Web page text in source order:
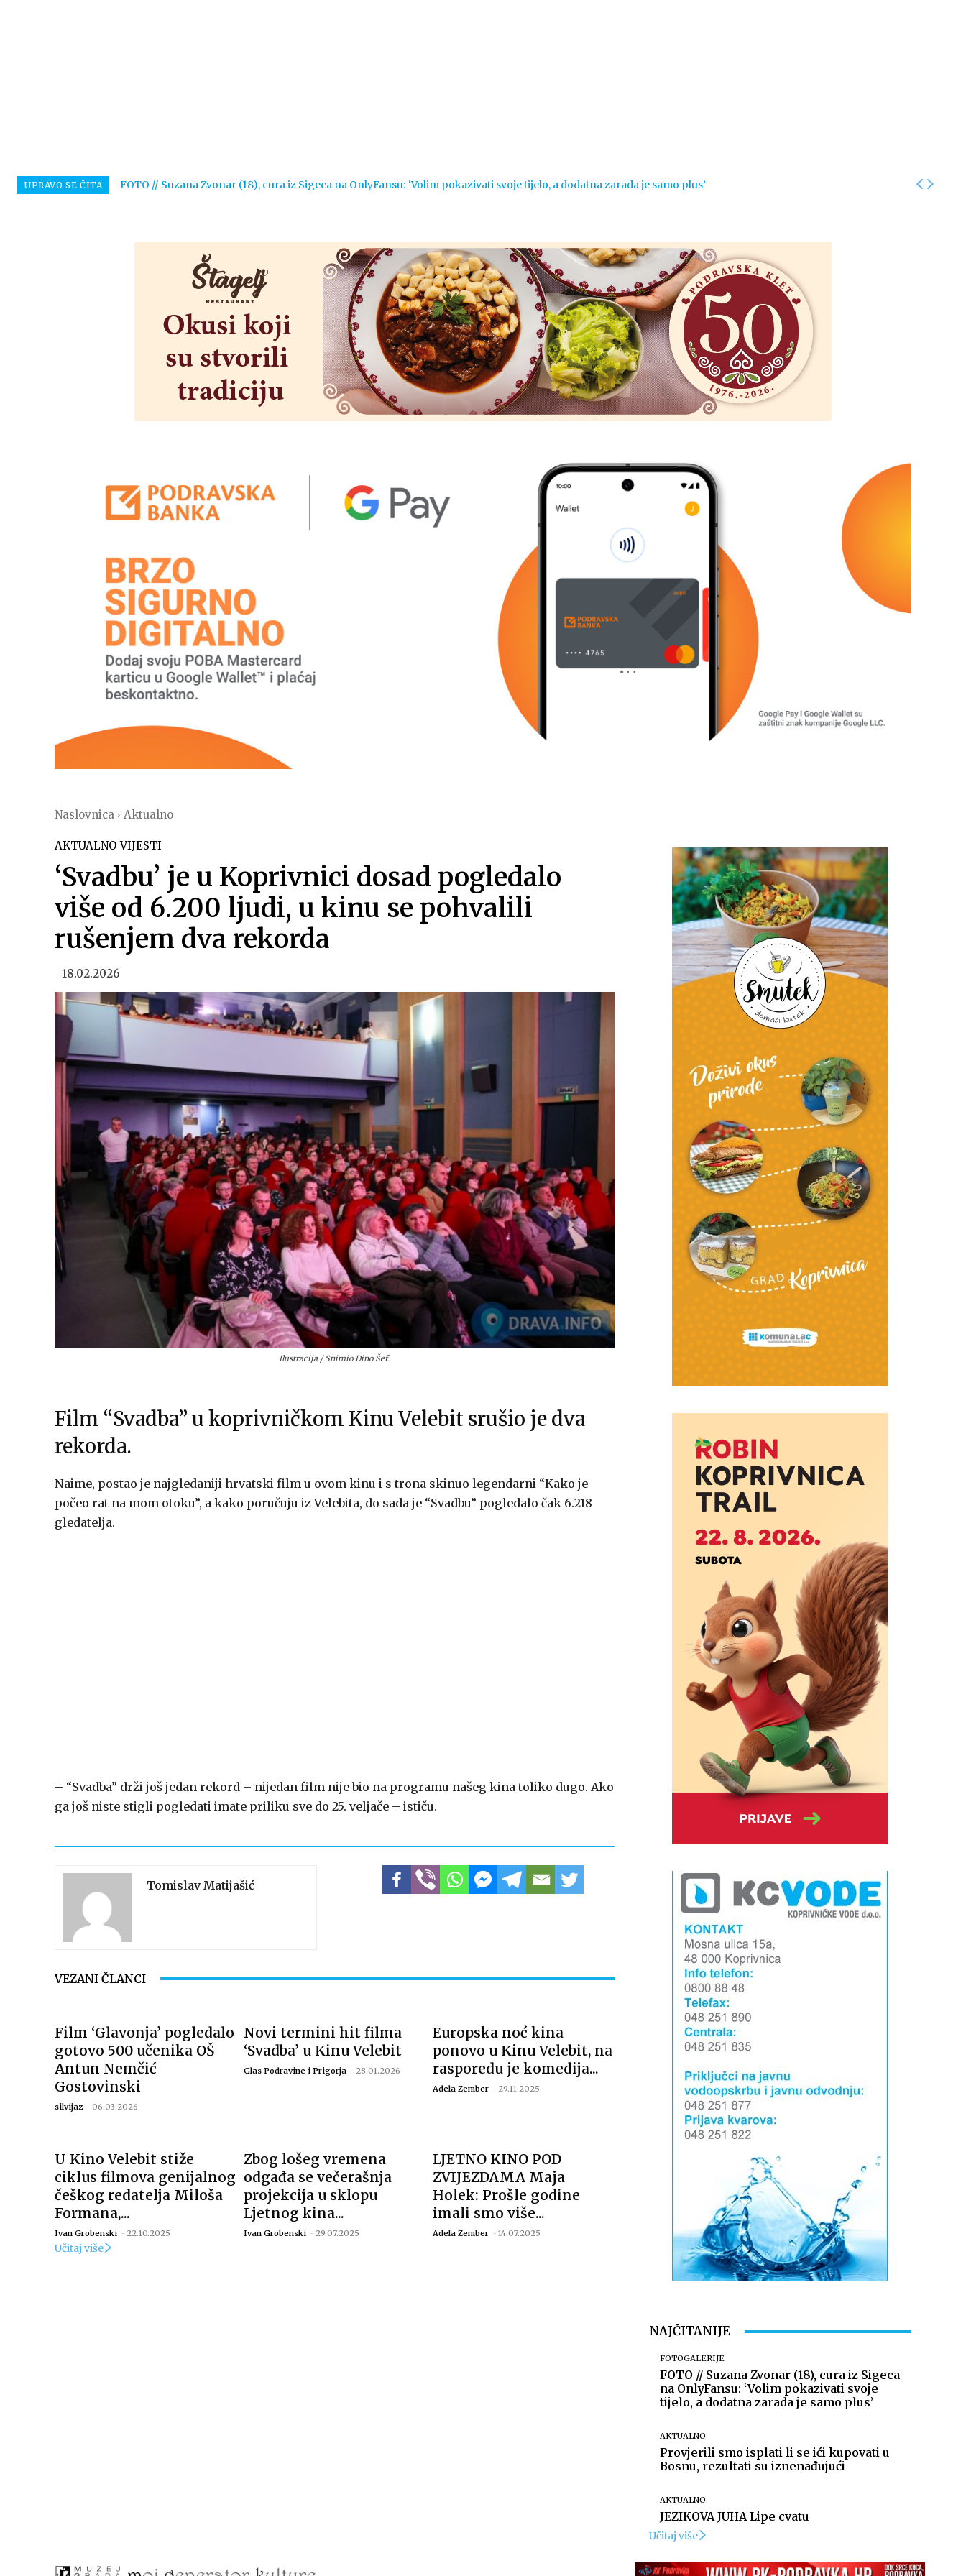
UPRAVO SE ČITA FOTO // Suzana Zvonar (18), cura iz Sigeca na OnlyFansu: ‘Volim pokazivati svoje tijelo, a dodatna zarada je samo plus’
Naslovnica Aktualno
AKTUALNO VIJESTI
‘Svadbu’ je u Koprivnici dosad pogledalo
više od 6.200 ljudi, u kinu se pohvalili
rušenjem dva rekorda
18.02.2026
Ilustracija / Snimio Dino Šef.
Film “Svadba” u koprivničkom Kinu Velebit srušio je dva
rekorda.
Naime, postao je najgledaniji hrvatski film u ovom kinu i s trona skinuo legendarni “Kako je
počeo rat na mom otoku”, a kako poručuju iz Velebita, do sada je “Svadbu” pogledalo čak 6.218
gledatelja.
– “Svadba” drži još jedan rekord – nijedan film nije bio na programu našeg kina toliko dugo. Ako
ga još niste stigli pogledati imate priliku sve do 25. veljače – ističu.
Tomislav Matijašić
VEZANI ČLANCI
Film ‘Glavonja’ pogledalo
gotovo 500 učenika OŠ
Antun Nemčić
Gostovinski
silvijaz - 06.03.2026
Novi termini hit filma
‘Svadba’ u Kinu Velebit
Glas Podravine i Prigorja - 28.01.2026
Europska noć kina
ponovo u Kinu Velebit, na
rasporedu je komedija...
Adela Zember - 29.11.2025
U Kino Velebit stiže
ciklus filmova genijalnog
češkog redatelja Miloša
Formana,...
Ivan Grobenski - 22.10.2025
Zbog lošeg vremena
odgađa se večerašnja
projekcija u sklopu
Ljetnog kina...
Ivan Grobenski - 29.07.2025
LJETNO KINO POD
ZVIJEZDAMA Maja
Holek: Prošle godine
imali smo više...
Adela Zember - 14.07.2025
Učitaj više
NAJČITANIJE
FOTOGALERIJE
FOTO // Suzana Zvonar (18), cura iz Sigeca
na OnlyFansu: ‘Volim pokazivati svoje
tijelo, a dodatna zarada je samo plus’
AKTUALNO
Provjerili smo isplati li se ići kupovati u
Bosnu, rezultati su iznenađujući
AKTUALNO
JEZIKOVA JUHA Lipe cvatu
Učitaj više